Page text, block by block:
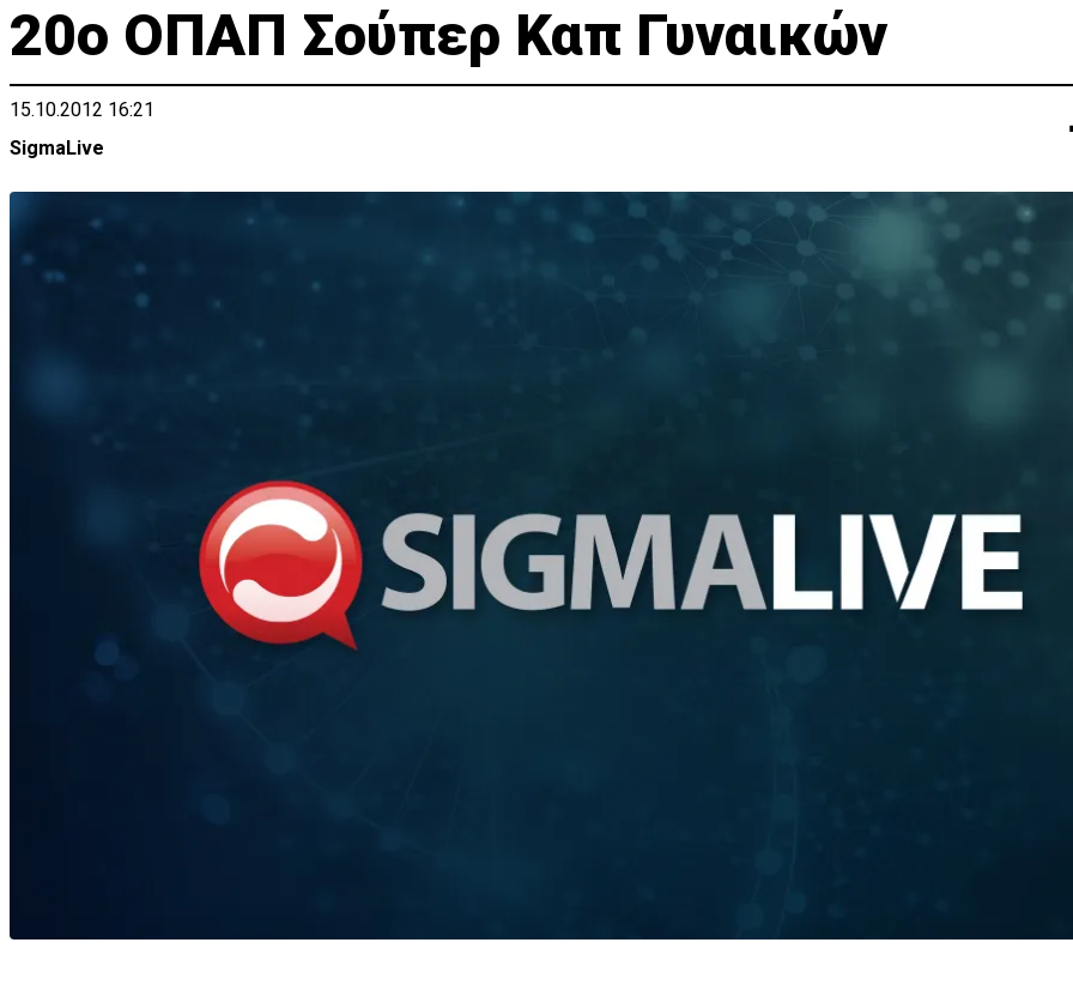
20ο ΟΠΑΠ Σούπερ Καπ Γυναικών
15.10.2012 16:21
SigmaLive